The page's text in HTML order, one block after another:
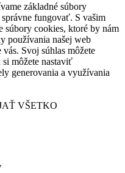
základné súbory
fungovať. S vašim
súbory cookies, ktoré by nám
používania našej web
Svoj súhlas môžete
môžete nastaviť
generovania a využívania
VŠETKO